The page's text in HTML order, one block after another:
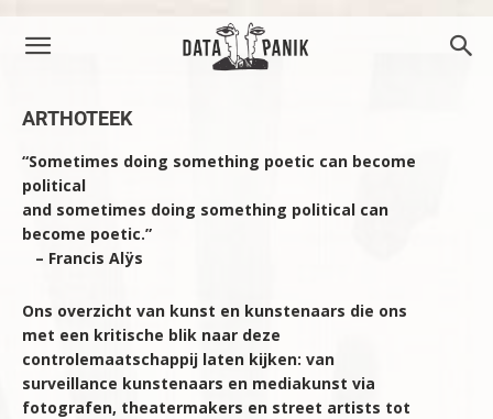
ARTHOTEEK
“Sometimes doing something poetic can become
political
and sometimes doing something political can
become poetic.”
– Francis Alÿs
Ons overzicht van kunst en kunstenaars die ons
met een kritische blik naar deze
controlemaatschappij laten kijken: van
surveillance kunstenaars en mediakunst via
fotografen, theatermakers en street artists tot